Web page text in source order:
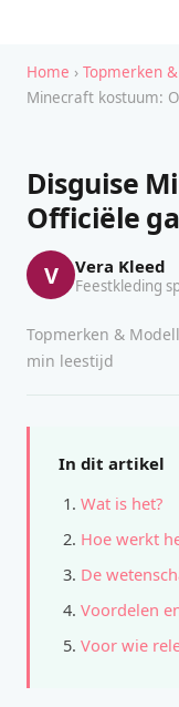
Home › Topmerken
Minecraft kostuum:
Disguise
Officiële
V Vera Kleed
Feestkleding
Topmerken &
min leestijd
In dit artikel
Wat is het?
Hoe werkt
De
Voordelen
Voor wie